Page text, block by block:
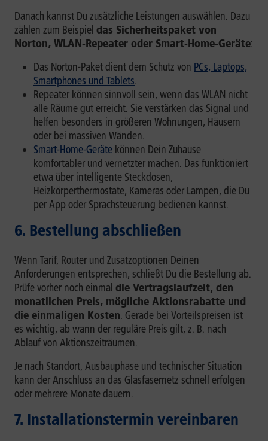
Danach kannst Du zusätzliche Leistungen auswählen. Dazu
zählen zum Beispiel das Sicherheitspaket von
Norton, WLAN-Repeater oder Smart-Home-Geräte:
Das Norton-Paket dient dem Schutz von PCs, Laptops,
Smartphones und Tablets.
Repeater können sinnvoll sein, wenn das WLAN nicht
alle Räume gut erreicht. Sie verstärken das Signal und
helfen besonders in größeren Wohnungen, Häusern
oder bei massiven Wänden.
Smart-Home-Geräte können Dein Zuhause
komfortabler und vernetzter machen. Das funktioniert
etwa über intelligente Steckdosen,
Heizkörperthermostate, Kameras oder Lampen, die Du
per App oder Sprachsteuerung bedienen kannst.
6. Bestellung abschließen
Wenn Tarif, Router und Zusatzoptionen Deinen
Anforderungen entsprechen, schließt Du die Bestellung ab.
Prüfe vorher noch einmal die Vertragslaufzeit, den
monatlichen Preis, mögliche Aktionsrabatte und
die einmaligen Kosten. Gerade bei Vorteilspreisen ist
es wichtig, ab wann der reguläre Preis gilt, z. B. nach
Ablauf von Aktionszeiträumen.
Je nach Standort, Ausbauphase und technischer Situation
kann der Anschluss an das Glasfasernetz schnell erfolgen
oder mehrere Monate dauern.
7. Installationstermin vereinbaren